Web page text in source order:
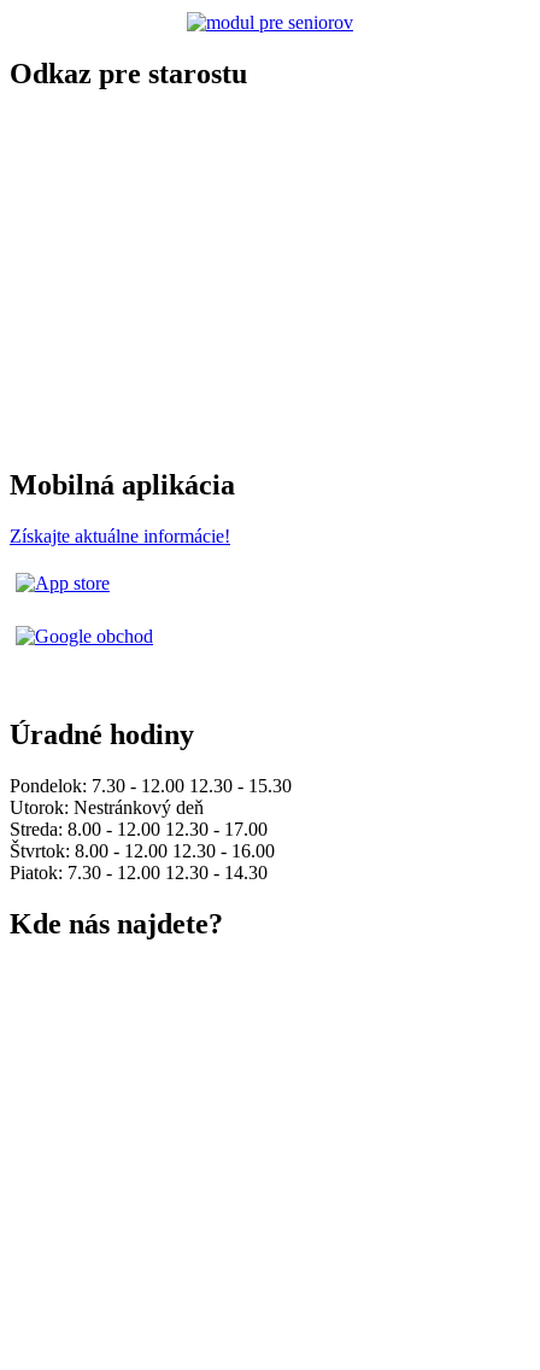
Odkaz pre starostu
Mobilná aplikácia
Získajte aktuálne informácie!
Úradné hodiny
Pondelok: 7.30 - 12.00 12.30 - 15.30
Utorok: Nestránkový deň
Streda: 8.00 - 12.00 12.30 - 17.00
Štvrtok: 8.00 - 12.00 12.30 - 16.00
Piatok: 7.30 - 12.00 12.30 - 14.30
Kde nás najdete?